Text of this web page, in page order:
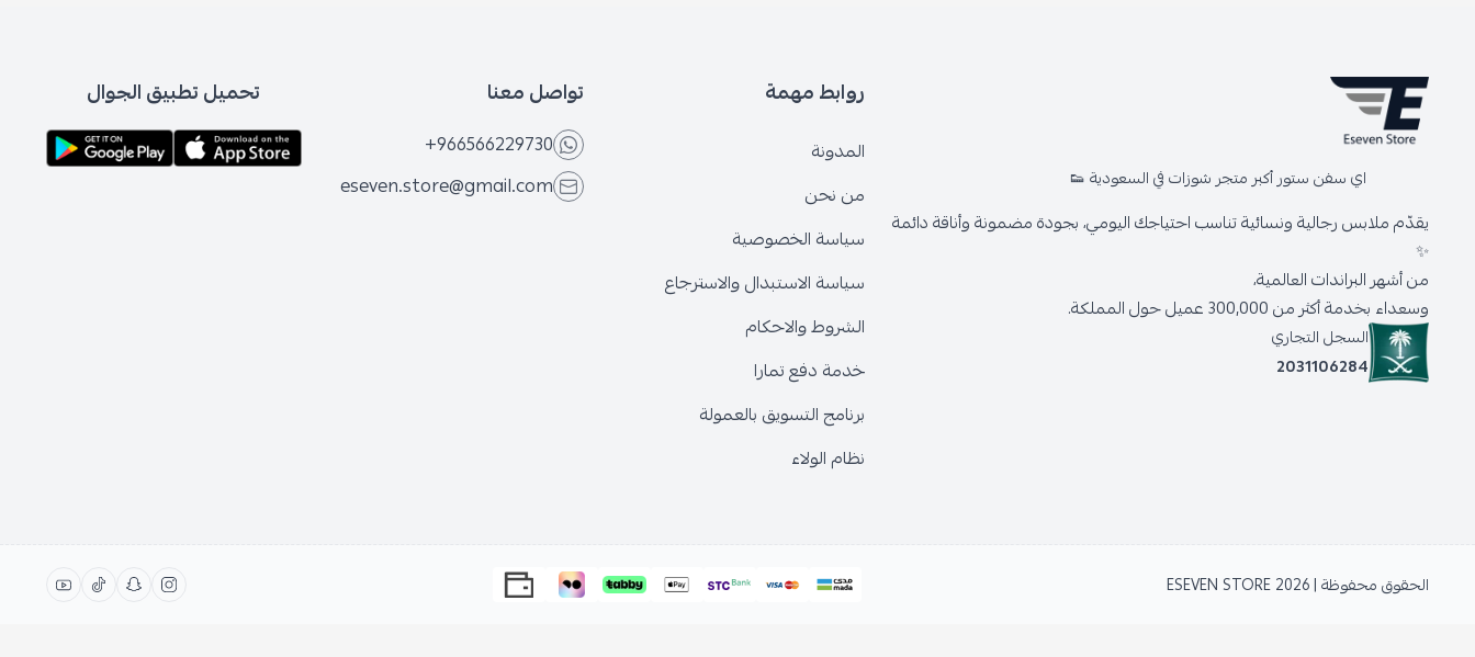
اي سفن ستور أكبر متجر شوزات في السعودية 👟
يقدّم ملابس رجالية ونسائية تناسب احتياجك اليومي، بجودة مضمونة وأناقة دائمة
✨
من أشهر البراندات العالمية،
وسعداء بخدمة أكثر من 300,000 عميل حول المملكة.
السجل التجاري
2031106284
روابط مهمة
المدونة
من نحن
سياسة الخصوصية
سياسة الاستبدال والاسترجاع
الشروط والاحكام
خدمة دفع تمارا
برنامج التسويق بالعمولة
نظام الولاء
تواصل معنا
+966566229730
eseven.store@gmail.com
تحميل تطبيق الجوال
الحقوق محفوظة | 2026 ESEVEN STORE